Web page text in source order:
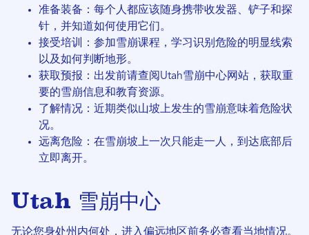
准备装备：每个人都应该随身携带收发器、铲子和探
针，并知道如何使用它们。
接受培训：参加雪崩课程，学习识别危险的明显线索
以及如何判断地形。
获取预报：出发前请查阅Utah雪崩中心网站，获取重
要的雪崩信息和教育资源。
了解情况：近期类似山坡上发生的雪崩意味着危险状
况。
远离危险：在雪崩坡上一次只能走一人，到达底部后
立即离开。
Utah 雪崩中心
无论您身处州内何处，进入偏远地区前务必查看当地情况。